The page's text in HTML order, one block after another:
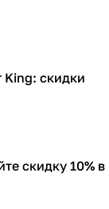
King: скидки
скидку 10% в